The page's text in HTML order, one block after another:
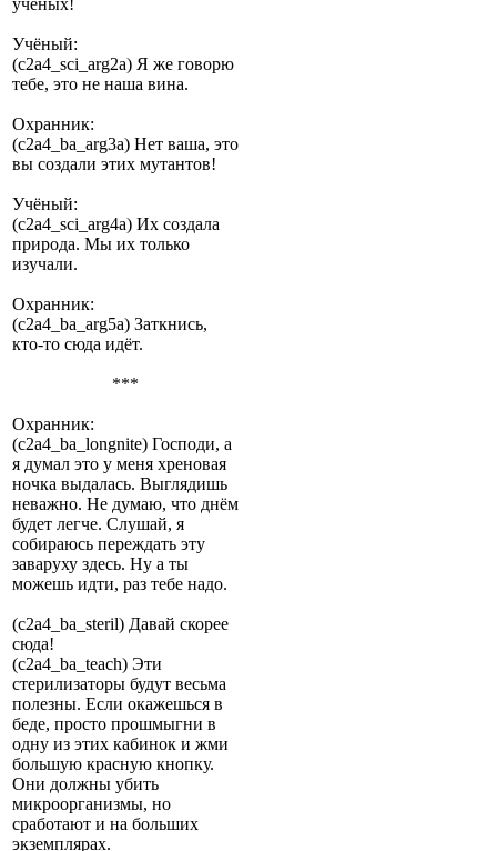
учёных!
Учёный:
(c2a4_sci_arg2a) Я же говорю
тебе, это не наша вина.
Охранник:
(c2a4_ba_arg3a) Нет ваша, это
вы создали этих мутантов!
Учёный:
(c2a4_sci_arg4a) Их создала
природа. Мы их только
изучали.
Охранник:
(c2a4_ba_arg5a) Заткнись,
кто-то сюда идёт.
***
Охранник:
(c2a4_ba_longnite) Господи, а
я думал это у меня хреновая
ночка выдалась. Выглядишь
неважно. Не думаю, что днём
будет легче. Слушай, я
собираюсь переждать эту
заваруху здесь. Ну а ты
можешь идти, раз тебе надо.
(c2a4_ba_steril) Давай скорее
сюда!
(c2a4_ba_teach) Эти
стерилизаторы будут весьма
полезны. Если окажешься в
беде, просто прошмыгни в
одну из этих кабинок и жми
большую красную кнопку.
Они должны убить
микроорганизмы, но
сработают и на больших
экземплярах.